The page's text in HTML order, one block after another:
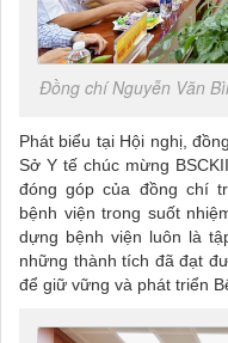
Đồng chí Nguyễn Văn
Phát biểu tại Hội nghị,
Sở Y tế chúc mừng
đóng góp của đồng chí
bệnh viện trong suốt
dựng bệnh viện luôn là
những thành tích đã đạt
để giữ vững và phát triển